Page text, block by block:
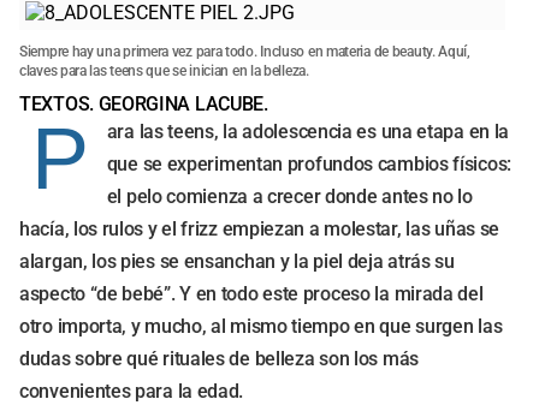
Siempre hay una primera vez para todo. Incluso en materia de beauty. Aquí,
claves para las teens que se inician en la belleza.
TEXTOS. GEORGINA LACUBE.
P
ara las teens, la adolescencia es una etapa en la
que se experimentan profundos cambios físicos:
el pelo comienza a crecer donde antes no lo
hacía, los rulos y el frizz empiezan a molestar, las uñas se
alargan, los pies se ensanchan y la piel deja atrás su
aspecto “de bebé”. Y en todo este proceso la mirada del
otro importa, y mucho, al mismo tiempo en que surgen las
dudas sobre qué rituales de belleza son los más
convenientes para la edad.